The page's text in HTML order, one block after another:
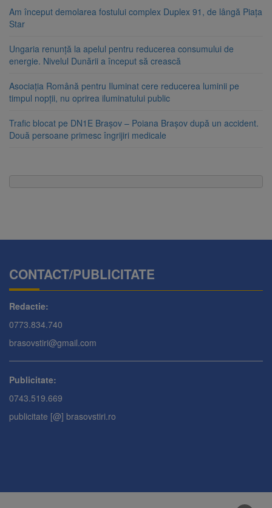
Am început demolarea fostului complex Duplex 91, de lângă Piața
Star
Ungaria renunță la apelul pentru reducerea consumului de
energie. Nivelul Dunării a început să crească
Asociația Română pentru Iluminat cere reducerea luminii pe
timpul nopții, nu oprirea iluminatului public
Trafic blocat pe DN1E Brașov – Poiana Brașov după un accident.
Două persoane primesc îngrijiri medicale
CONTACT/PUBLICITATE
Redactie:
0773.834.740
brasovstiri@gmail.com
Publicitate:
0743.519.669
publicitate [@] brasovstiri.ro